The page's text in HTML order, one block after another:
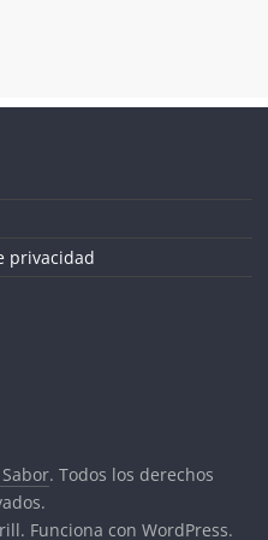
privacidad
. Todos los derechos
Funciona conWordPress.